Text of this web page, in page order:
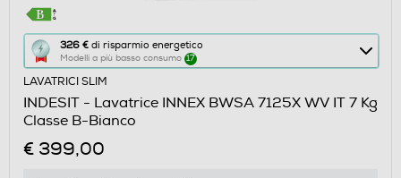
326 € di risparmio energetico
Modelli a più basso consumo 17
Questa
azione
aprirà
il
Calcolatore
di
LAVATRICI SLIM
INDESIT - Lavatrice INNEX BWSA 7125X WV IT 7 Kg
Classe B-Bianco
€ 399,00